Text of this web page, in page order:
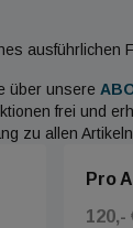
für
Regionen
Österreich,
ausführlichen
über unsere
frei und
zu allen
Pro
120,-